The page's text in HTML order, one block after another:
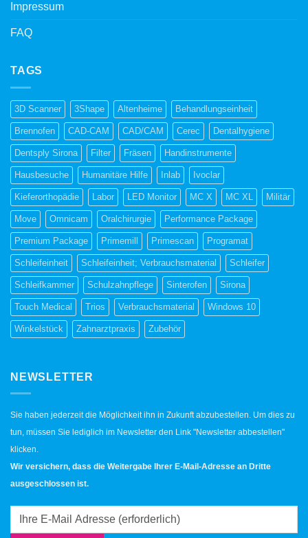
Impressum
FAQ
TAGS
3D Scanner 3Shape Altenheime Behandlungseinheit
Brennofen CAD-CAM CAD/CAM Cerec Dentalhygiene
Dentsply Sirona Filter Fräsen Handinstrumente
Hausbesuche Humanitäre Hilfe Inlab Ivoclar
Kieferorthopädie Labor LED Monitor MC X MC XL Militär
Move Omnicam Oralchirurgie Performance Package
Premium Package Primemill Primescan Programat
Schleifeinheit Schleifeinheit; Verbrauchsmaterial Schleifer
Schleifkammer Schulzahnpflege Sinterofen Sirona
Touch Medical Trios Verbrauchsmaterial Windows 10
Winkelstück Zahnarztpraxis Zubehör
NEWSLETTER
Sie haben jederzeit die Möglichkeit ihn in Zukunft abzubestellen. Um dies zu
tun, müssen Sie lediglich im Newsletter den Link "Newsletter abbestellen"
klicken.
Wir versichern, dass die Weitergabe Ihrer E-Mail-Adresse an Dritte
ausgeschlossen ist.